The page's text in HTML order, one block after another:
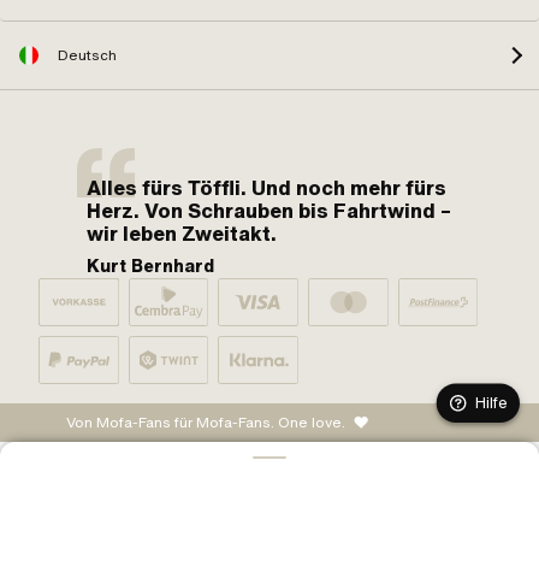
Deutsch
Alles fürs Töffli. Und noch mehr fürs
Herz. Von Schrauben bis Fahrtwind –
wir leben Zweitakt.
Kurt Bernhard
Von Mofa-Fans für Mofa-Fans. One love.
Hilfe